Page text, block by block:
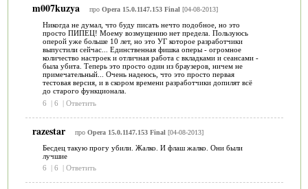
m007kuzya про Opera 15.0.1147.153 Final [04-08-2013]
Никогда не думал, что буду писать нечто подобное, но это
просто ПИПЕЦ! Моему возмущению нет предела. Пользуюсь
оперой уже больше 10 лет, но это УГ которое разработчики
выпустили сейчас... Единственная фишка оперы - огромное
количество настроек и отличная работа с вкладками и сеансами -
была убита. Теперь это просто один из браузеров, ничем не
примечательный... Очень надеюсь, что это просто первая
тестовая версия, и в скором времени разработчики допилят всё
до старого функционала.
6
| 6 | Ответить
razestar про Opera 15.0.1147.153 Final [04-08-2013]
Бесдец такую прогу убили. Жалко. И флаш жалко. Они были
лучшие
6
| 6 | Ответить